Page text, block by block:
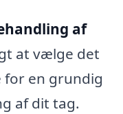
af
at vælge det
en grundig
af dit tag.